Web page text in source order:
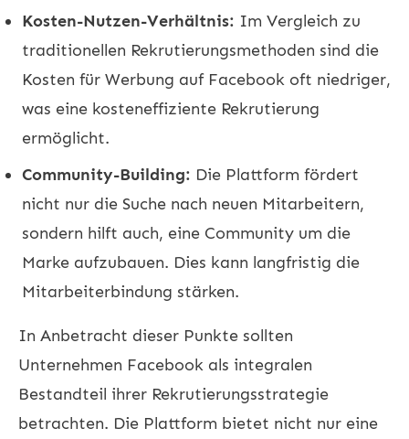
Kosten-Nutzen-Verhältnis: Im Vergleich zu
traditionellen Rekrutierungsmethoden sind die
Kosten für Werbung auf Facebook oft niedriger,
was eine kosteneffiziente Rekrutierung
ermöglicht.
Community-Building: Die Plattform fördert
nicht nur die Suche nach neuen Mitarbeitern,
sondern hilft auch, eine Community um die
Marke aufzubauen. Dies kann langfristig die
Mitarbeiterbindung stärken.
In Anbetracht dieser Punkte sollten
Unternehmen Facebook als integralen
Bestandteil ihrer Rekrutierungsstrategie
betrachten. Die Plattform bietet nicht nur eine